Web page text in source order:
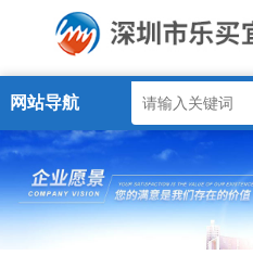
网站导航